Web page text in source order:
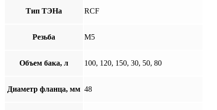
Тип ТЭНа RCF
Резьба М5
Объем бака, л 100, 120, 150, 30, 50, 80
Диаметр фланца, мм 48